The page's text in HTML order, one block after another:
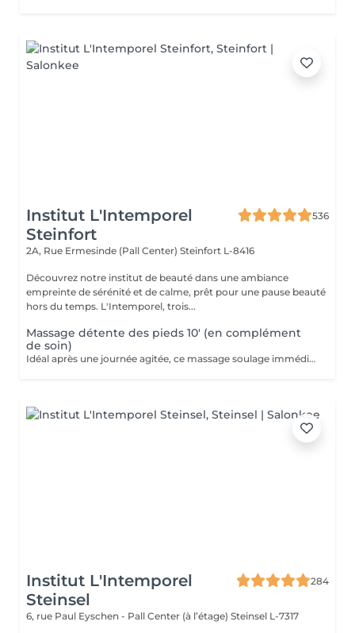
Institut L'Intemporel
Steinfort
536
2A, Rue Ermesinde (Pall Center) Steinfort L-8416
Découvrez notre institut de beauté dans une ambiance
empreinte de sérénité et de calme, prêt pour une pause beauté
hors du temps. L'Intemporel, trois...
Massage détente des pieds 10' (en complément
de soin)
Idéal après une journée agitée, ce massage soulage immédiatement vos pieds. Pourquoi ne pas profiter d'un massage des pieds pendant votre pose masque?
Institut L'Intemporel
Steinsel
284
6, rue Paul Eyschen - Pall Center (à l’étage) Steinsel L-7317